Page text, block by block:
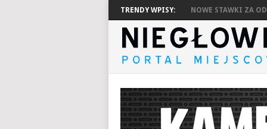
TRENDY WPISY: NOWE STAWKI ZA